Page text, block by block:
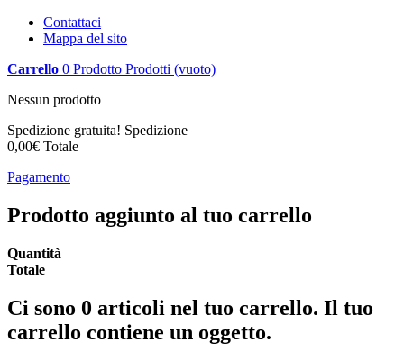
Contattaci
Mappa del sito
Carrello 0 Prodotto Prodotti (vuoto)
Nessun prodotto
Spedizione gratuita! Spedizione
0,00€ Totale
Pagamento
Prodotto aggiunto al tuo carrello
Quantità
Totale
Ci sono 0 articoli nel tuo carrello. Il tuo
carrello contiene un oggetto.